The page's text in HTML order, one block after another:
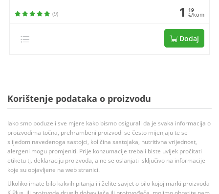
(9) 1 19
€/kom
Dodaj
Korištenje podataka o proizvodu
Iako smo poduzeli sve mjere kako bismo osigurali da je svaka informacija o
proizvodima točna, prehrambeni proizvodi se često mijenjaju te se
slijedom navedenoga sastojci, količina sastojaka, nutritivna vrijednost,
alergeni mogu promjeniti. Prije konzumacije trebali biste uvijek pročitati
etiketu tj. deklaraciju proizvoda, a ne se oslanjati isključivo na informacije
koje su objavljene na web stranici.
Ukoliko imate bilo kakvih pitanja ili želite savjet o bilo kojoj marki proizvoda